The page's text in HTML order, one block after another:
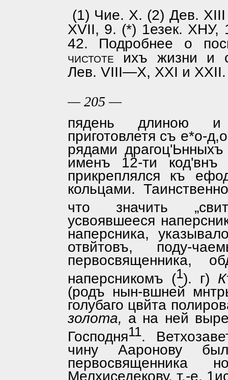
(1) Чие. X. (2) Дев.
XVII, 9. (*) 1езек.
42. Подробнее о
чистоте ихъ жизни и
Лев. VIII—X, XXI и XXII.
— 205 —
пядень длиною и
приготовлетя съ е*о-
рядами
именъ 12-ти код'внъ
прикреплялся къ
кольцами.
что значить
усвоявшееся
наперсника,
отвйтовъ, поду-
первосвященника,
наперсникомъ (1). г)
(родъ нын-вшней
голубаго цвйта
золота, а на ней
Господня11.
чину Ааронову
первосвященника
Мелхиседекову, т.-е.